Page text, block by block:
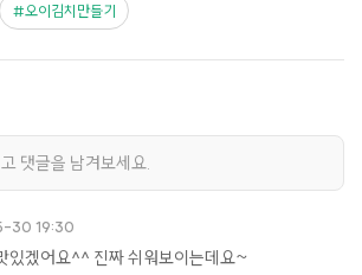
오이김치만들기
댓글을 남겨보세요.
30 19:30
있겠어요^^ 진짜 쉬워보이는데요~